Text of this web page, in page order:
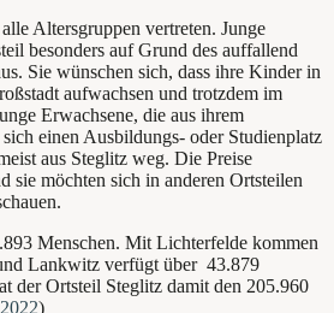
Altersgruppen vertreten. Junge
besonders auf Grund des auffallend
Sie wünschen sich, dass ihre Kinder in
aufwachsen und trotzdem im
Erwachsene, die aus ihrem
einen Ausbildungs- oder Studienplatz
aus Steglitz weg. Die Preise
sie möchten sich in anderen Ortsteilen
Menschen. Mit Lichterfelde kommen
Lankwitz verfügt über 43.879
der Ortsteil Steglitz damit den 205.960
)